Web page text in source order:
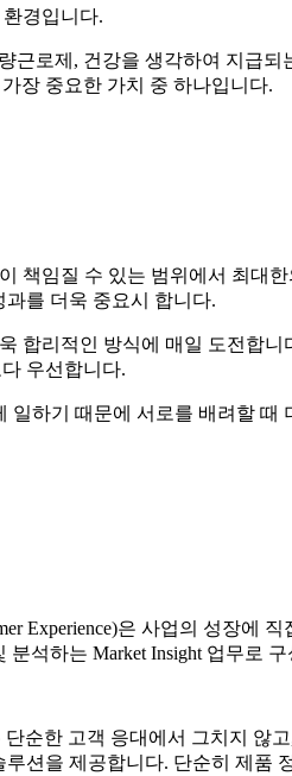
경입니다.
근로제, 건강을 생각하여 지급
장 중요한 가치 중 하나입니다.
책임질 수 있는 범위에서 최대
를 더욱 중요시 합니다.
합리적인 방식에 매일 도전합
우선합니다.
일하기 때문에 서로를 배려할
Experience)은 사업의 성장에
석하는 Market Insight 업무로
단순한 고객 응대에서 그치지 않
션을 제공합니다. 단순히 제품